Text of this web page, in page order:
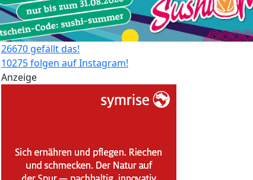
26670 gefällt das!
10275 folgen auf Instagram!
Anzeige